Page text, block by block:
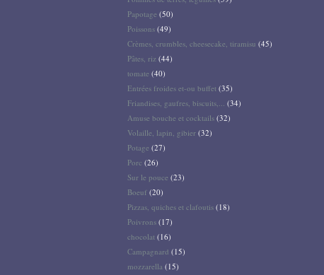
Papotage (50)
Poissons (49)
Crèmes, crumbles, cheesecake, tiramisu (45)
Pâtes, riz (44)
tomate (40)
Entrées froides et-ou buffet (35)
Friandises, gaufres, biscuits,... (34)
Amuse bouche et cocktails (32)
Volaille, lapin, gibier (32)
Potage (27)
Porc (26)
Sur le pouce (23)
Boeuf (20)
Pizzas, quiches et clafoutis (18)
Poivrons (17)
chocolat (16)
Campagnard (15)
mozzarella (15)